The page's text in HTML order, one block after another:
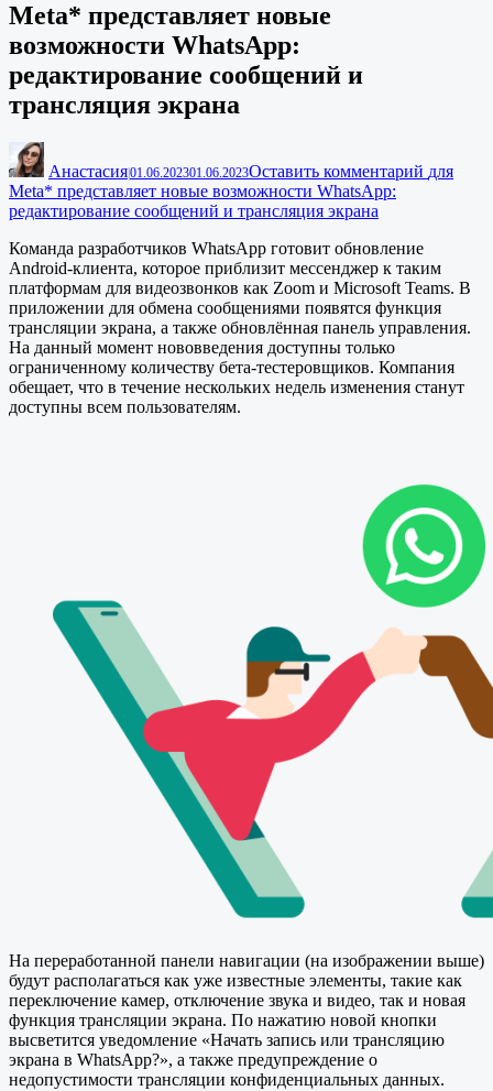
Meta* представляет новые
возможности WhatsApp:
редактирование сообщений и
трансляция экрана
Анастасия01.06.202301.06.2023Оставить комментарий для
Meta* представляет новые возможности WhatsApp:
редактирование сообщений и трансляция экрана
Команда разработчиков WhatsApp готовит обновление
Android-клиента, которое приблизит мессенджер к таким
платформам для видеозвонков как Zoom и Microsoft Teams. В
приложении для обмена сообщениями появятся функция
трансляции экрана, а также обновлённая панель управления.
На данный момент нововведения доступны только
ограниченному количеству бета-тестеровщиков. Компания
обещает, что в течение нескольких недель изменения станут
доступны всем пользователям.
На переработанной панели навигации (на изображении выше)
будут располагаться как уже известные элементы, такие как
переключение камер, отключение звука и видео, так и новая
функция трансляции экрана. По нажатию новой кнопки
высветится уведомление «Начать запись или трансляцию
экрана в WhatsApp?», а также предупреждение о
недопустимости трансляции конфиденциальных данных.